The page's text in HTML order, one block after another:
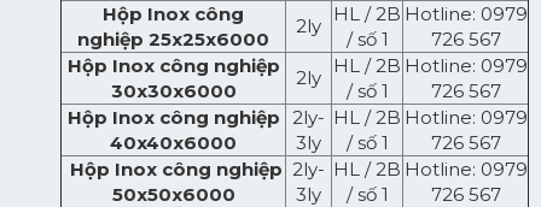
Hộp Inox công
nghiệp 25x25x6000
2ly
HL / 2B
/ số 1
Hotline: 0979
726 567
Hộp Inox công nghiệp
30x30x6000
2ly
HL / 2B
/ số 1
Hotline: 0979
726 567
Hộp Inox công nghiệp
40x40x6000
2ly-
3ly
HL / 2B
/ số 1
Hotline: 0979
726 567
Hộp Inox công nghiệp
50x50x6000
2ly-
3ly
HL / 2B
/ số 1
Hotline: 0979
726 567